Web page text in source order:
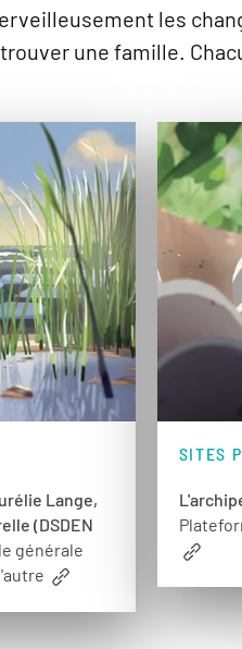
les
une famille.
Lange,
(DSDEN
générale
SITES